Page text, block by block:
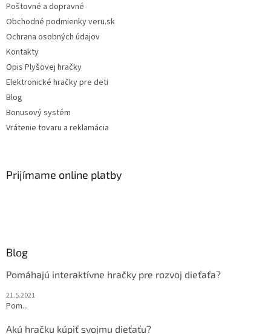
Poštovné a dopravné
Obchodné podmienky veru.sk
Ochrana osobných údajov
Kontakty
Opis Plyšovej hračky
Elektronické hračky pre deti
Blog
Bonusový systém
Vrátenie tovaru a reklamácia
Prijímame online platby
Blog
Pomáhajú interaktívne hračky pre rozvoj dieťaťa?
21.5.2021
Pom...
Akú hračku kúpiť svojmu dieťaťu?